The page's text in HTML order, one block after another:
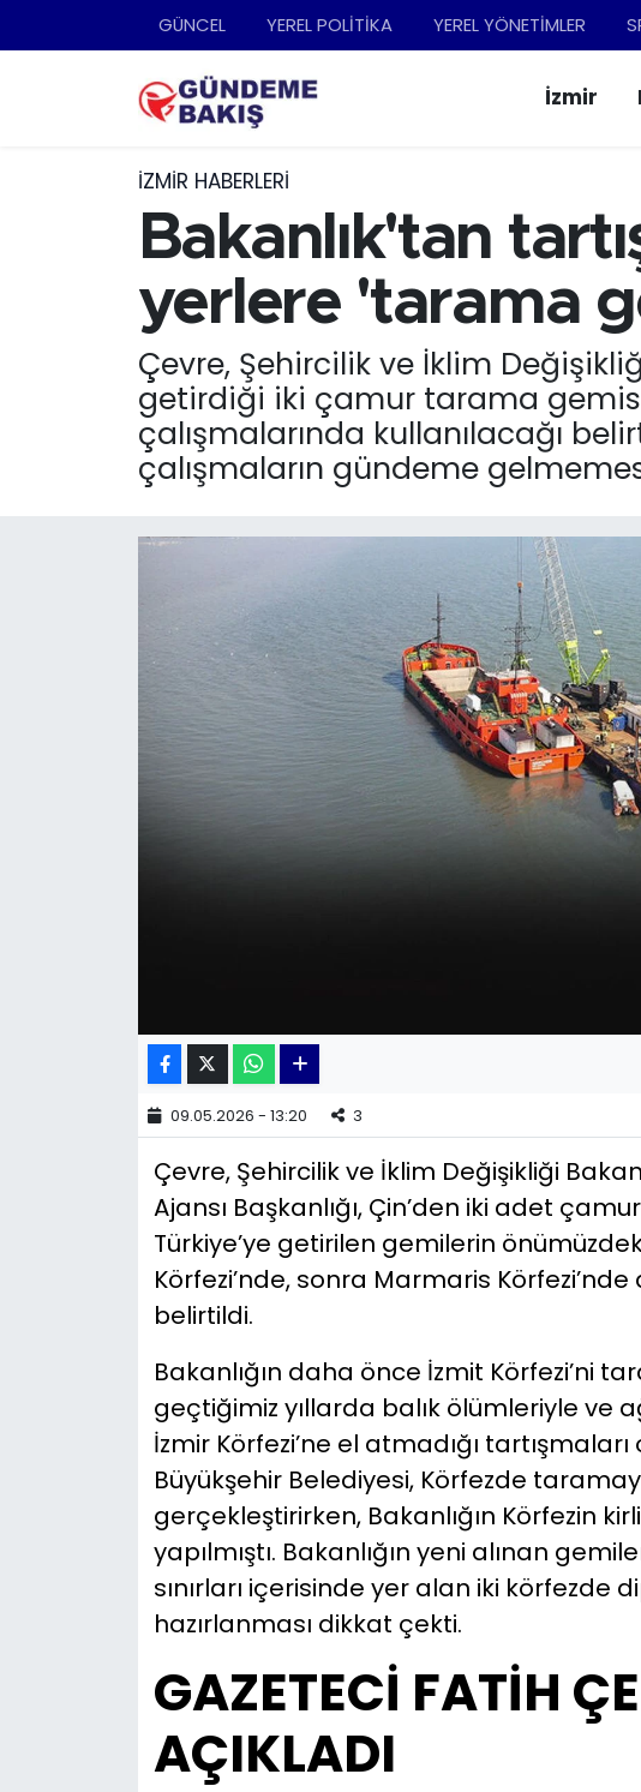
GÜNCEL YEREL POLİTİKA YEREL YÖNETİMLER
İzmir
İZMIR HABERLERI
Bakanlık'tan
yerlere 'tarama
Çevre, Şehircilik ve İklim
getirdiği iki çamur tarama
çalışmalarında kullanılacağı
çalışmaların gündeme
09.05.2026 - 13:20 3
Çevre, Şehircilik ve İklim Değişikliği
Ajansı Başkanlığı, Çin’den iki adet
Türkiye’ye getirilen gemilerin
Körfezi’nde, sonra Marmaris
belirtildi.
Bakanlığın daha önce İzmit Körfezi’ni
geçtiğimiz yıllarda balık ölümleriyle ve
İzmir Körfezi’ne el atmadığı tartışmaları
Büyükşehir Belediyesi, Körfezde
gerçekleştirirken, Bakanlığın Körfezin
yapılmıştı. Bakanlığın yeni alınan
sınırları içerisinde yer alan iki körfezde
hazırlanması dikkat çekti.
GAZETECİ FATİH
AÇIKLADI
Ankara
DÜNYA
EKONOMİ
English News
MAGAZİN
YEREL POLİTİKA
YEREL YÖNETİMLER
Nöbetçi Eczaneler
Trafik Durumu
Süper Lig Puan Durumu ve Fikstür
Tüm Manşetler
Son Dakika Haberleri
Haber Arşivi